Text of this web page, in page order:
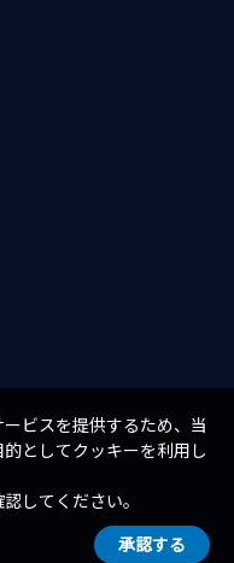
ビスを提供するため、当
としてクッキーを利用し
してください。
承認する